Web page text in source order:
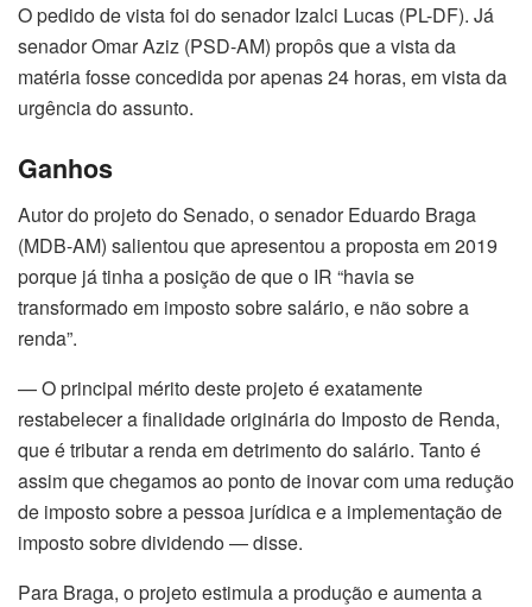
O pedido de vista foi do senador Izalci Lucas (PL-DF). Já
senador Omar Aziz (PSD-AM) propôs que a vista da
matéria fosse concedida por apenas 24 horas, em vista da
urgência do assunto.
Ganhos
Autor do projeto do Senado, o senador Eduardo Braga
(MDB-AM) salientou que apresentou a proposta em 2019
porque já tinha a posição de que o IR “havia se
transformado em imposto sobre salário, e não sobre a
renda”.
— O principal mérito deste projeto é exatamente
restabelecer a finalidade originária do Imposto de Renda,
que é tributar a renda em detrimento do salário. Tanto é
assim que chegamos ao ponto de inovar com uma redução
de imposto sobre a pessoa jurídica e a implementação de
imposto sobre dividendo — disse.
Para Braga, o projeto estimula a produção e aumenta a